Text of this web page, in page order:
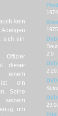
kein
Adeligen
sich ein
Offizier
dieser
einem
ist ein
Seine
um
1974
2.0
FSK